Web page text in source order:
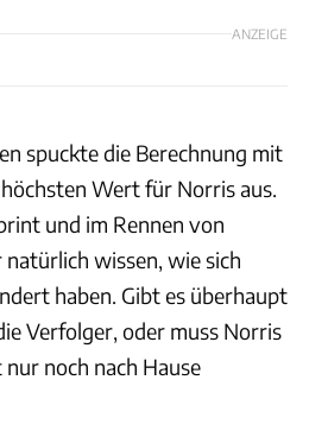
ANZEIGE
spuckte die Berechnung mit
Wert für Norris aus.
und im Rennen von
wissen, wie sich
haben. Gibt es überhaupt
Verfolger, oder muss Norris
noch nach Hause